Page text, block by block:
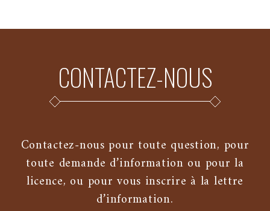
CONTACTEZ-NOUS
Contactez-nous pour toute question, pour
toute demande d’information ou pour la
licence, ou pour vous inscrire à la lettre
d’information.